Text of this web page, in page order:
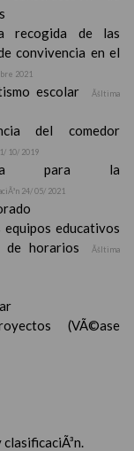
recogida de las
convivencia en el
2021
escolar
Ãšltima
del comedor
10/ 2019
para la
24/ 05/ 2021
equipos educativos
de horarios
Ãšltima
(VÃ©ase